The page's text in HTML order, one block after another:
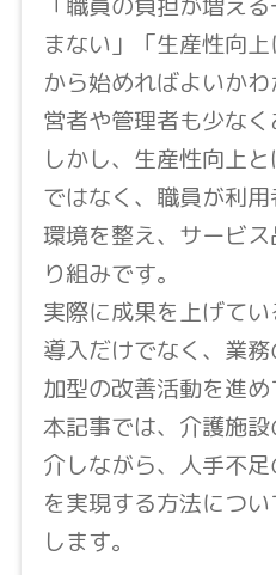
まない」「生産性向
から始めればよいか
営者や管理者も少なく
しかし、生産性向上
ではなく、職員が利
環境を整え、サービ
り組みです。
実際に成果を上げて
導入だけでなく、業
加型の改善活動を進め
本記事では、介護施
介しながら、人手不
を実現する方法につ
します。